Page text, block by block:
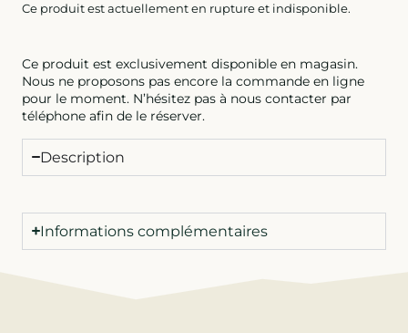
Ce produit est actuellement en rupture et indisponible.
Ce produit est exclusivement disponible en magasin.
Nous ne proposons pas encore la commande en ligne
pour le moment. N’hésitez pas à nous contacter par
téléphone afin de le réserver.
Description
Informations complémentaires